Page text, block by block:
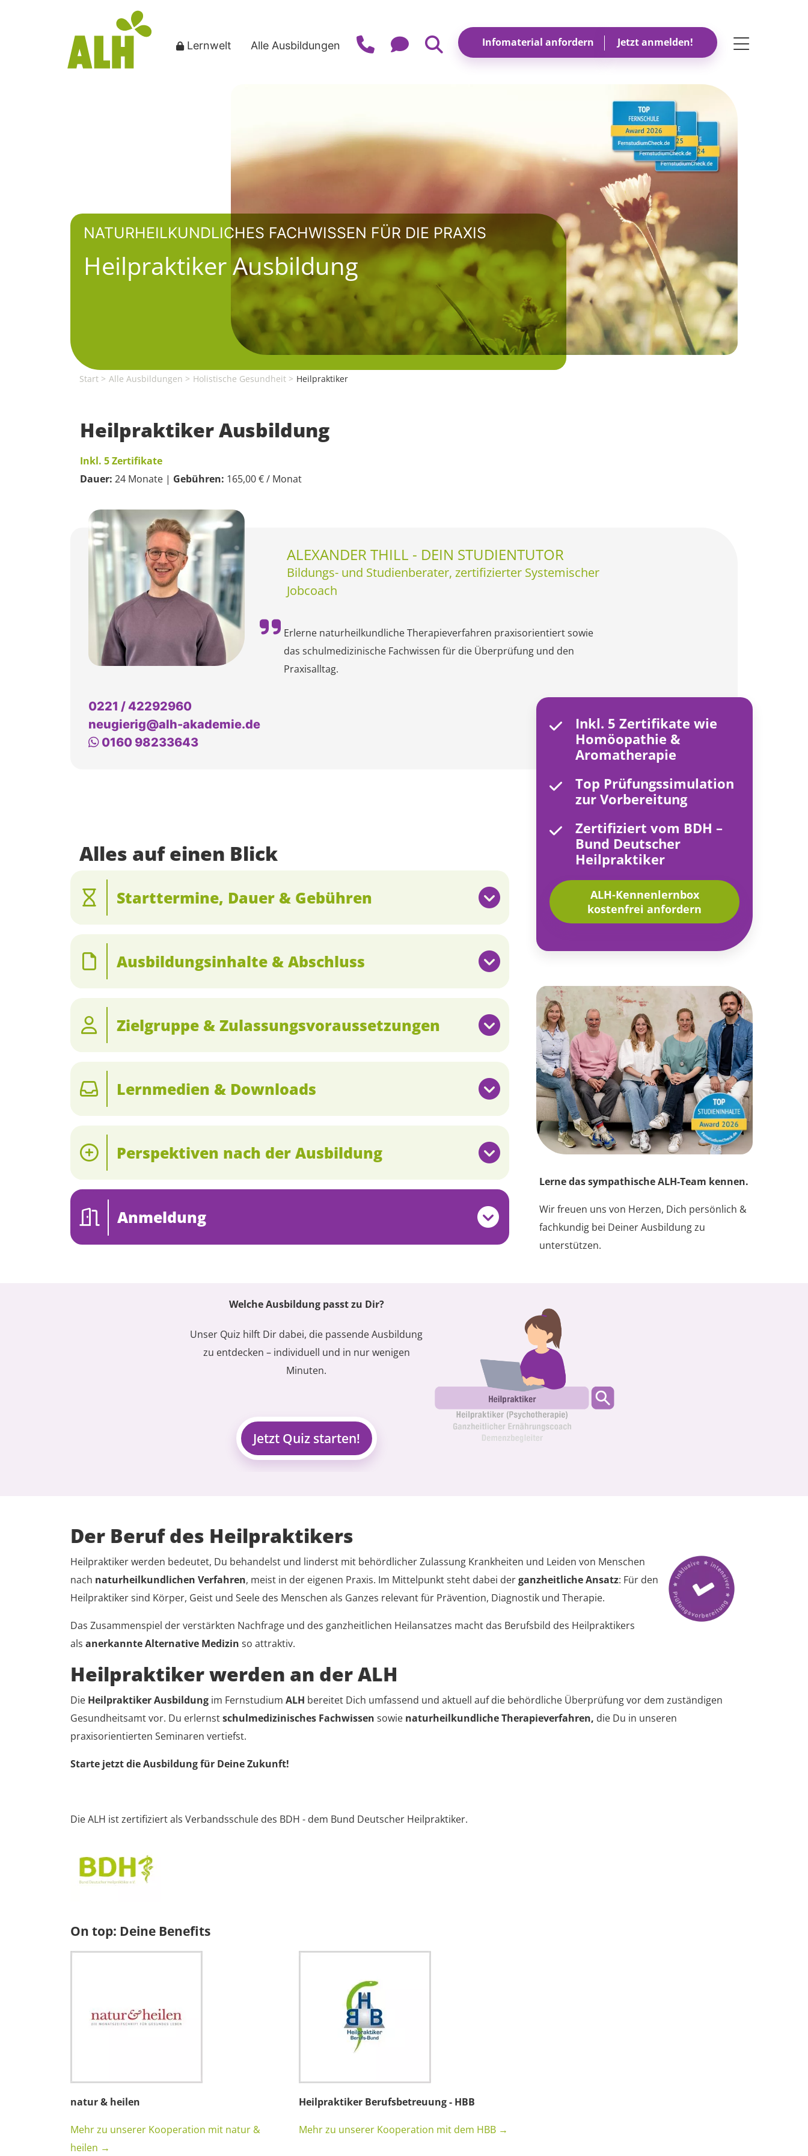
Lernwelt Alle Ausbildungen
Toggle
NATURHEILKUNDLICHES FACHWISSEN FÜR DIE PRAXIS
Heilpraktiker Ausbildung
Start Alle Ausbildungen Holistische Gesundheit Heilpraktiker
Heilpraktiker Ausbildung
Inkl. 5 Zertifikate
Dauer: 24 Monate | Gebühren: 165,00 € / Monat
ALEXANDER THILL - DEIN STUDIENTUTOR
Bildungs- und Studienberater, zertifizierter Systemischer
Jobcoach
Erlerne naturheilkundliche Therapieverfahren praxisorientiert sowie
das schulmedizinische Fachwissen für die Überprüfung und den
Praxisalltag.
0221 / 42292960
neugierig@alh-akademie.de
Whatsapp
0160 98233643
Inkl. 5 Zertifikate wie
Homöopathie &
Aromatherapie
Top Prüfungssimulation
zur Vorbereitung
Zertifiziert vom BDH –
Bund Deutscher
Heilpraktiker
ALH-Kennenlernbox
kostenfrei anfordern
Lerne das sympathische ALH-Team kennen.
Wir freuen uns von Herzen, Dich persönlich &
fachkundig bei Deiner Ausbildung zu
unterstützen.
Alles auf einen Blick
Starttermine, Dauer & Gebühren
Ausbildungsinhalte & Abschluss
Zielgruppe & Zulassungs­voraussetzungen
Lernmedien & Downloads
Perspektiven nach der Ausbildung
Anmeldung
Welche Ausbildung passt zu Dir?
Unser Quiz hilft Dir dabei, die passende Ausbildung
zu entdecken – individuell und in nur wenigen
Minuten.
Jetzt Quiz starten!
Der Beruf des Heilpraktikers
Heilpraktiker werden bedeutet, Du behandelst und linderst mit behördlicher Zulassung Krankheiten und Leiden von Menschen
nach naturheilkundlichen Verfahren, meist in der eigenen Praxis. Im Mittelpunkt steht dabei derganzheitliche Ansatz: Für den
Heilpraktiker sind Körper, Geist und Seele des Menschen als Ganzes relevant für Prävention, Diagnostik und Therapie.
Das Zusammenspiel der verstärkten Nachfrage und des ganzheitlichen Heilansatzes macht das Berufsbild des Heilpraktikers
als anerkannte Alternative Medizin so attraktiv.
Heilpraktiker werden an der ALH
Die Heilpraktiker Ausbildung im Fernstudium ALH bereitet Dich umfassend und aktuell auf die behördliche Überprüfung vor dem zuständigen
Gesundheitsamt vor. Du erlernstschulmedizinisches Fachwissen sowie naturheilkundliche Therapieverfahren, die Du in unseren
praxisorientierten Seminaren vertiefst.
Starte jetzt die Ausbildung für Deine Zukunft!
Die ALH ist zertifiziert als Verbandsschule des BDH - dem Bund Deutscher Heilpraktiker.
On top: Deine Benefits
natur & heilen
Mehr zu unserer Kooperation mit natur &
heilen →
Heilpraktiker Berufsbetreuung - HBB
Mehr zu unserer Kooperation mit dem HBB →